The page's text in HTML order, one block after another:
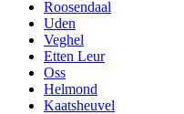
Roosendaal
Uden
Veghel
Etten Leur
Oss
Helmond
Kaatsheuvel